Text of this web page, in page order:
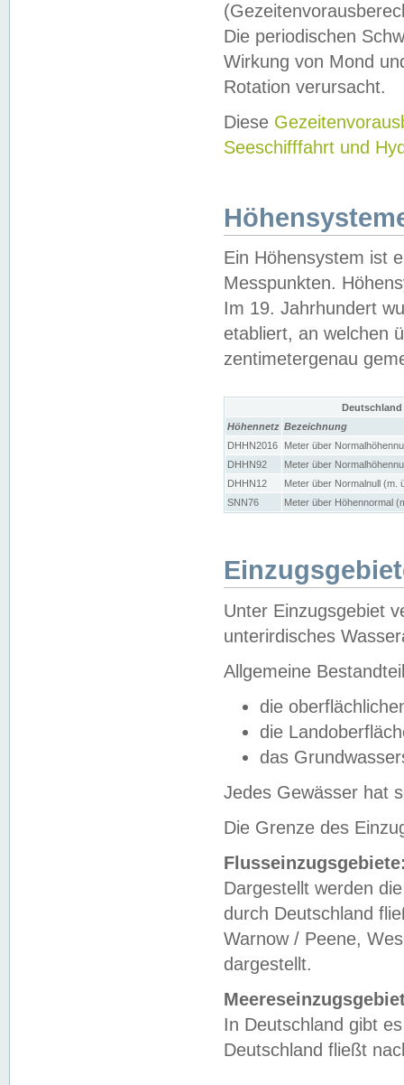
Die periodischen
Wirkung von Mond
Rotation verursacht.
Diese
Seeschifffahrt und
Ein Höhensystem ist
Messpunkten.
Im 19. Jahrhundert
etabliert, an welchen
zentimetergenau
Höhennetz Bezeichnung
DHHN2016
Meter über
DHHN92
Meter über
DHHN12
Meter über Normalnull (m.
SNN76
Meter über Höhennormal
Unter Einzugsgebiet
unterirdisches
Allgemeine
die
die
das
Jedes Gewässer hat
Die Grenze des
Dargestellt werden
durch Deutschland
Warnow / Peene,
dargestellt.
In Deutschland gibt
Deutschland fließt